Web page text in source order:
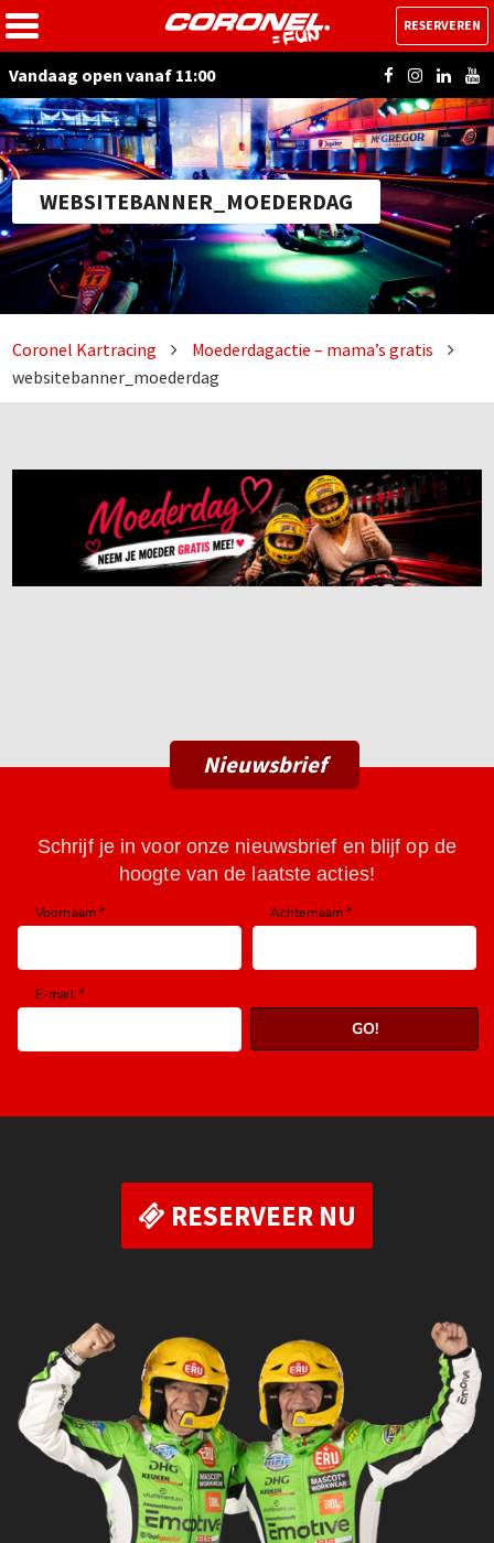
Vandaag open vanaf 11:00
RESERVEREN
WEBSITEBANNER_MOEDERDAG
Coronel Kartracing
Moederdagactie – mama’s gratis
websitebanner_moederdag
Nieuwsbrief
RESERVEER NU